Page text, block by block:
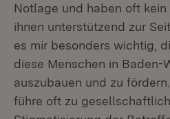
Notlage und haben oft
ihnen unterstützend zur
es mir besonders wichtig,
diese Menschen in Baden-
auszubauen und zu
führe oft zu